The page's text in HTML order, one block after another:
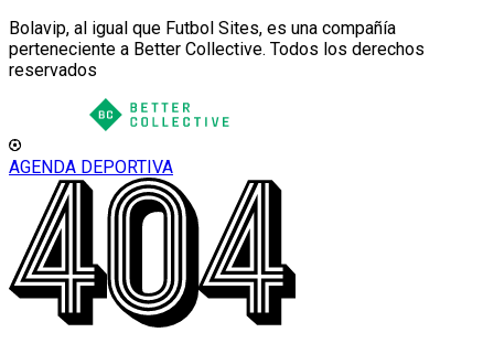
Bolavip, al igual que Futbol Sites, es una compañía
perteneciente a Better Collective. Todos los derechos
reservados
AGENDA DEPORTIVA